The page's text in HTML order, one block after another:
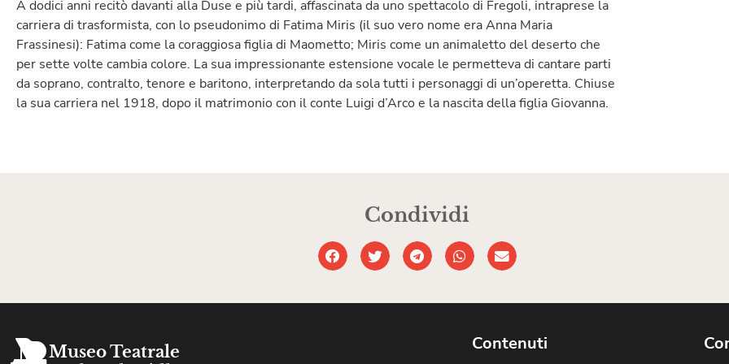
A dodici anni recitò davanti alla Duse e più tardi, affascinata da uno spettacolo di Fregoli, intraprese la
carriera di trasformista, con lo pseudonimo di Fatima Miris (il suo vero nome era Anna Maria
Frassinesi): Fatima come la coraggiosa figlia di Maometto; Miris come un animaletto del deserto che
per sette volte cambia colore. La sua impressionante estensione vocale le permetteva di cantare parti
da soprano, contralto, tenore e baritono, interpretando da sola tutti i personaggi di un’operetta. Chiuse
la sua carriera nel 1918, dopo il matrimonio con il conte Luigi d’Arco e la nascita della figlia Giovanna.
Condividi
Museo Teatrale
Contenuti